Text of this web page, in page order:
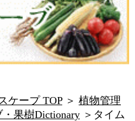
ケープ TOP＞ 植物管理
果樹Dictionary ＞タイム